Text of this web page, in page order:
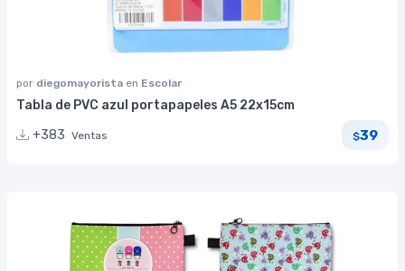
por diegomayorista en Escolar
Tabla de PVC azul portapapeles A5 22x15cm
+383 Ventas $39